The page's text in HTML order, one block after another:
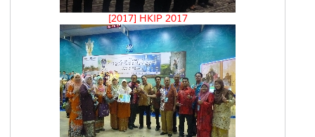
[2017] HKIP 2017